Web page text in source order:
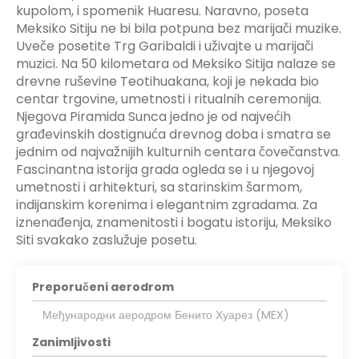
kupolom, i spomenik Huaresu. Naravno, poseta
Meksiko Sitiju ne bi bila potpuna bez marijači muzike.
Uveče posetite Trg Garibaldi i uživajte u marijači
muzici. Na 50 kilometara od Meksiko Sitija nalaze se
drevne ruševine Teotihuakana, koji je nekada bio
centar trgovine, umetnosti i ritualnih ceremonija.
Njegova Piramida Sunca jedno je od najvećih
građevinskih dostignuća drevnog doba i smatra se
jednim od najvažnijih kulturnih centara čovečanstva.
Fascinantna istorija grada ogleda se i u njegovoj
umetnosti i arhitekturi, sa starinskim šarmom,
indijanskim korenima i elegantnim zgradama. Za
iznenađenja, znamenitosti i bogatu istoriju, Meksiko
Siti svakako zaslužuje posetu.
Preporučeni aerodrom
Међународни аеродром Бенито Хуарез (MEX)
Zanimljivosti